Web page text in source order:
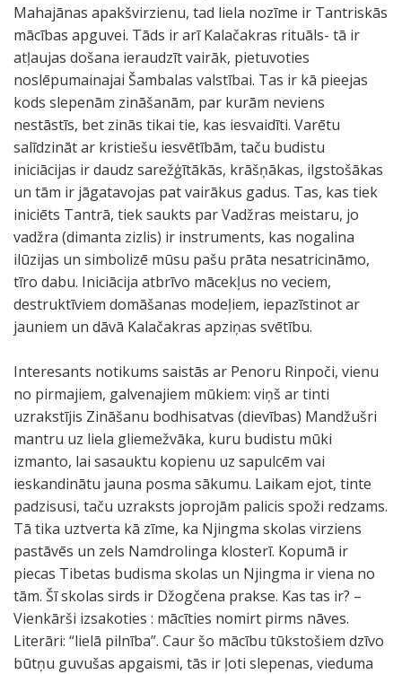
Mahajānas apakšvirzienu, tad liela nozīme ir Tantriskās
mācības apguvei. Tāds ir arī Kalačakras rituāls- tā ir
atļaujas došana ieraudzīt vairāk, pietuvoties
noslēpumainajai Šambalas valstībai. Tas ir kā pieejas
kods slepenām zināšanām, par kurām neviens
nestāstīs, bet zinās tikai tie, kas iesvaidīti. Varētu
salīdzināt ar kristiešu iesvētībām, taču budistu
iniciācijas ir daudz sarežģītākās, krāšņākas, ilgstošākas
un tām ir jāgatavojas pat vairākus gadus. Tas, kas tiek
iniciēts Tantrā, tiek saukts par Vadžras meistaru, jo
vadžra (dimanta zizlis) ir instruments, kas nogalina
ilūzijas un simbolizē mūsu pašu prāta nesatricināmo,
tīro dabu. Iniciācija atbrīvo mācekļus no veciem,
destruktīviem domāšanas modeļiem, iepazīstinot ar
jauniem un dāvā Kalačakras apziņas svētību.
Interesants notikums saistās ar Penoru Rinpoči, vienu
no pirmajiem, galvenajiem mūkiem: viņš ar tinti
uzrakstījis Zināšanu bodhisatvas (dievības) Mandžušri
mantru uz liela gliemežvāka, kuru budistu mūki
izmanto, lai sasauktu kopienu uz sapulcēm vai
ieskandinātu jauna posma sākumu. Laikam ejot, tinte
padzisusi, taču uzraksts joprojām palicis spoži redzams.
Tā tika uztverta kā zīme, ka Njingma skolas virziens
pastāvēs un zels Namdrolinga klosterī. Kopumā ir
piecas Tibetas budisma skolas un Njingma ir viena no
tām. Šī skolas sirds ir Džogčena prakse. Kas tas ir? –
Vienkārši izsakoties : mācīties nomirt pirms nāves.
Literāri: “lielā pilnība”. Caur šo mācību tūkstošiem dzīvo
būtņu guvušas apgaismi, tās ir ļoti slepenas, vieduma